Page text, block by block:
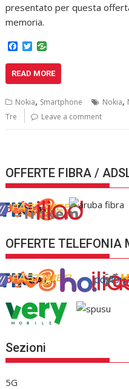
presentato per questa
memoria.
F
c
e
b
o
T
i
t
t
r
READ MORE
Nokia, Smartphone Nokia,
Tre Leave a comment
OFFERTE FIBRA /
OFFERTE TELEFONIA
Sezioni
5G